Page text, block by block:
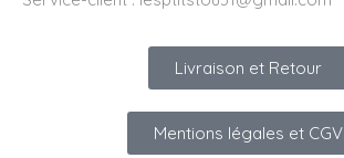
Livraison et Retour
Mentions légales et CGV